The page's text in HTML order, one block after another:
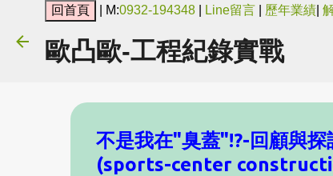
| M:0932-194348 Line留言 歷年業績
歐凸歐-工程紀錄實戰
不是我在"臭蓋"!?-回顧與
(sports-center